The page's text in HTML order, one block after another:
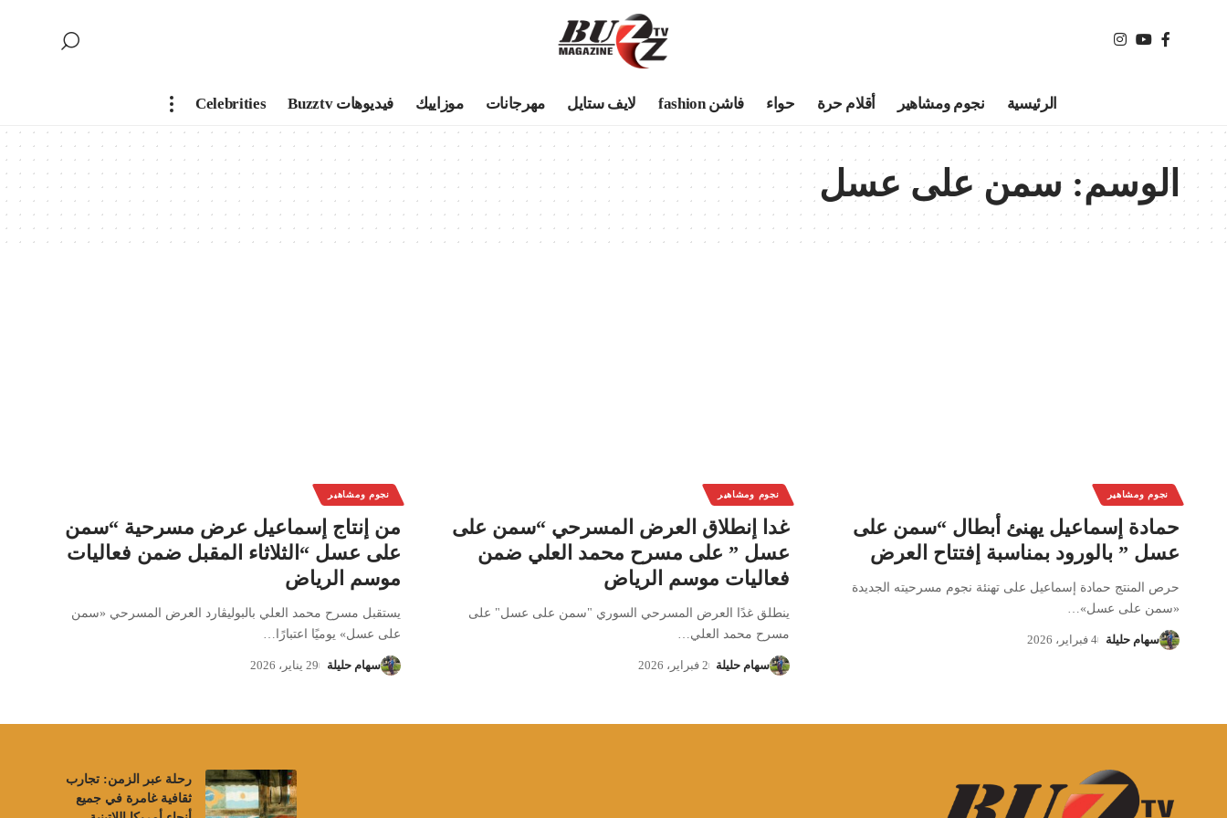
الرئيسية نجوم ومشاهير أقلام حرة حواء فاشن fashion لايف ستايل مهرجانات موزاييك فيديوهات Buzztv Celebrities
الوسم: سمن على عسل
نجوم ومشاهير
حمادة إسماعيل يهنئ أبطال “سمن على
عسل ” بالورود بمناسبة إفتتاح العرض
حرص المنتج حمادة إسماعيل على تهنئة نجوم مسرحيته الجديدة
«سمن على عسل»
سهام حليلة 4 فبراير، 2026
نجوم ومشاهير
غدا إنطلاق العرض المسرحي “سمن على
عسل ” على مسرح محمد العلي ضمن
فعاليات موسم الرياض
ينطلق غدًا العرض المسرحي السوري "سمن على عسل" على
مسرح محمد العلي
سهام حليلة 2 فبراير، 2026
نجوم ومشاهير
من إنتاج إسماعيل عرض مسرحية “سمن
على عسل “الثلاثاء المقبل ضمن فعاليات
موسم الرياض
يستقبل مسرح محمد العلي بالبوليڤارد العرض المسرحي «سمن
على عسل» يوميًا اعتبارًا
سهام حليلة 29 يناير، 2026
رحلة عبر الزمن: تجارب
ثقافية غامرة في جميع